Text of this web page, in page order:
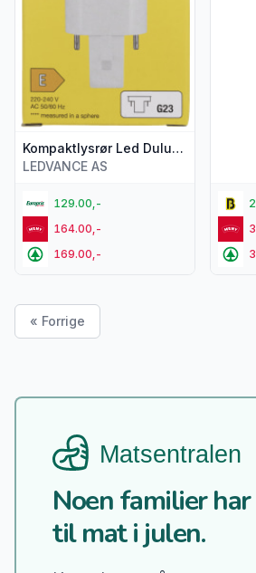
Kompaktlysrør Led Dulux S9 4w G23 Osram
LEDVANCE AS
129.00,-
164.00,-
169.00,-
« Forrige
Noen familier
til mat i julen.